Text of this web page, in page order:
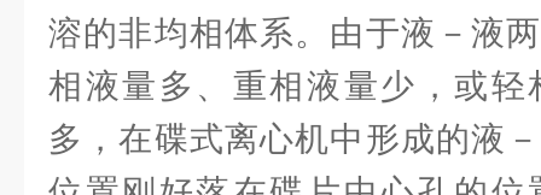
溶的非均相体系。由于液－液
相液量多、重相液量少，或轻
多，在碟式离心机中形成的液